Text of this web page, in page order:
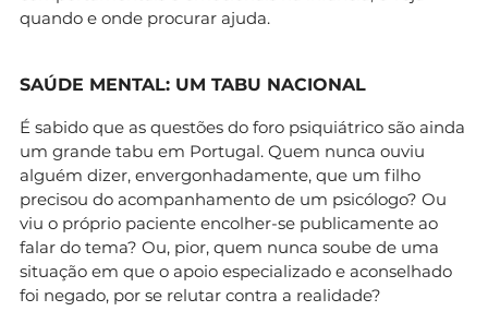
quando e onde procurar ajuda.
SAÚDE MENTAL: UM TABU NACIONAL
É sabido que as questões do foro psiquiátrico são ainda
um grande tabu em Portugal. Quem nunca ouviu
alguém dizer, envergonhadamente, que um filho
precisou do acompanhamento de um psicólogo? Ou
viu o próprio paciente encolher-se publicamente ao
falar do tema? Ou, pior, quem nunca soube de uma
situação em que o apoio especializado e aconselhado
foi negado, por se relutar contra a realidade?